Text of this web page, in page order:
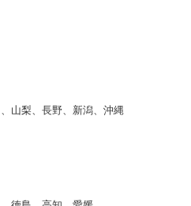
山梨、長野、新潟、沖縄